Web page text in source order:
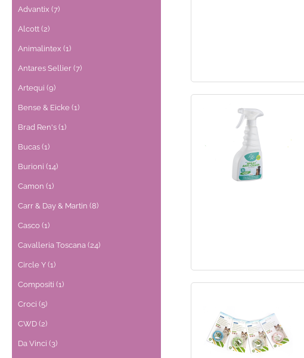
Advantix (7)
Alcott (2)
Animalintex (1)
Antares Sellier (7)
Artequi (9)
Bense & Eicke (1)
Brad Ren's (1)
Bucas (1)
Burioni (14)
Camon (1)
Carr & Day & Martin (8)
Casco (1)
Cavalleria Toscana (24)
Circle Y (1)
Compositi (1)
Croci (5)
CWD (2)
Da Vinci (3)